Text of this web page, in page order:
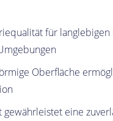
für langlebigen
Oberfläche
eine